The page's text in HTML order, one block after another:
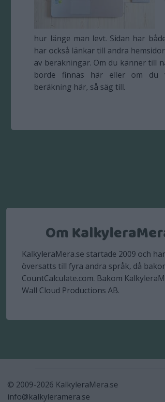
hur länge man levt. Sidan har
har också länkar till andra
av beräkningar. Om du känner till
borde finnas här eller om du
beräkning här, så säg till.
Om
KalkyleraMera.se startade 2009 och
översatts till fyra andra språk, då
CountCalculate.com. Bakom
Wall Cloud Productions AB.
© 2009-2026 KalkyleraMera.se
info@kalkyleramera.se